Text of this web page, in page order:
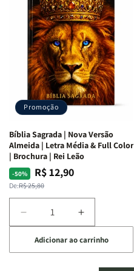
Mulheres
da
Bíblia
Isabelle
S.
Alves
Mulheres
da
Bíblia
|
Isabelle
S.
Alves
Promoção
Bíblia Sagrada | Nova Versão
Almeida | Letra Média & Full Color
| Brochura | Rei Leão
-50%
Preço
normal
De:R$ 25,80
Preço
promocional
R$ 12,90
Diminuir
a
quantidade
de
Aumentar
a
quantidade
de
Bíblia
Adicionar ao carrinho